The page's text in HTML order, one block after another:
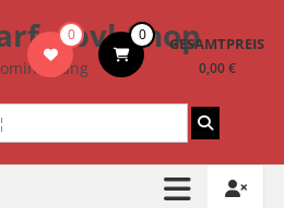
– bvl-Shop
Lang
0 0 GESAMTPREIS
0,00 €